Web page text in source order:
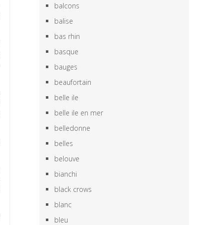
balcons
balise
bas rhin
basque
bauges
beaufortain
belle ile
belle ile en mer
belledonne
belles
belouve
bianchi
black crows
blanc
bleu